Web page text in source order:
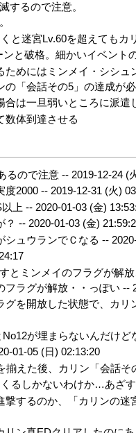
するので注意。
と迷宮Lv.60を超えてもカ
と破格。細かいイベント
めにはミンメイ・シシュ
「会話その5」の達成が必
は一旦弱いところに派遣
数体到達させる
るので注意 -- 2019-12-24 (
度2000 -- 2019-12-31 (火)
上 -- 2020-01-03 (金)
？ -- 2020-01-03 (金)
シュウランでＣなる --
とミンメイのフラグが解
フラグが解放・・っぽい --
を開放した状態で、カ
が埋まらないんだけど
01-05 (日) 02:13:20
揃えた後、カリン「会話そ
るしかないわけか…あざ
撃するのか、「カリンの